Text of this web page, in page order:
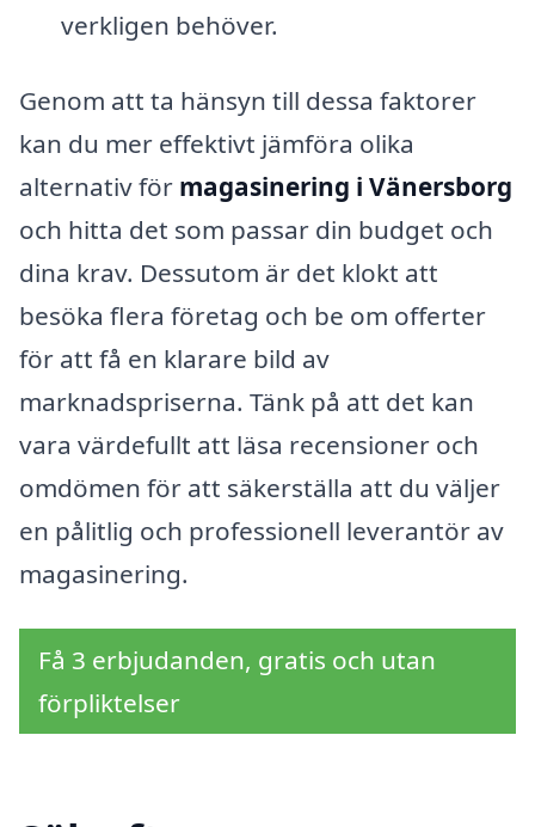
verkligen behöver.
Genom att ta hänsyn till dessa faktorer
kan du mer effektivt jämföra olika
alternativ för magasinering i Vänersborg
och hitta det som passar din budget och
dina krav. Dessutom är det klokt att
besöka flera företag och be om offerter
för att få en klarare bild av
marknadspriserna. Tänk på att det kan
vara värdefullt att läsa recensioner och
omdömen för att säkerställa att du väljer
en pålitlig och professionell leverantör av
magasinering.
Få 3 erbjudanden, gratis och utan
förpliktelser